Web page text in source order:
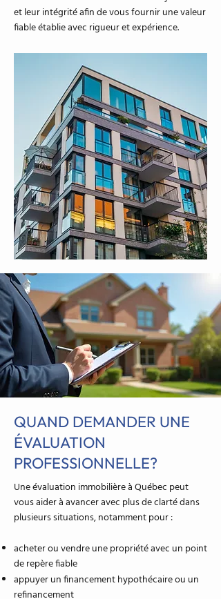
et leur intégrité afin de vous fournir une valeur
fiable établie avec rigueur et expérience.
QUAND DEMANDER UNE
ÉVALUATION
PROFESSIONNELLE?
Une évaluation immobilière à Québec peut
vous aider à avancer avec plus de clarté dans
plusieurs situations, notamment pour :
acheter ou vendre une propriété avec un point
de repère fiable
appuyer un financement hypothécaire ou un
refinancement